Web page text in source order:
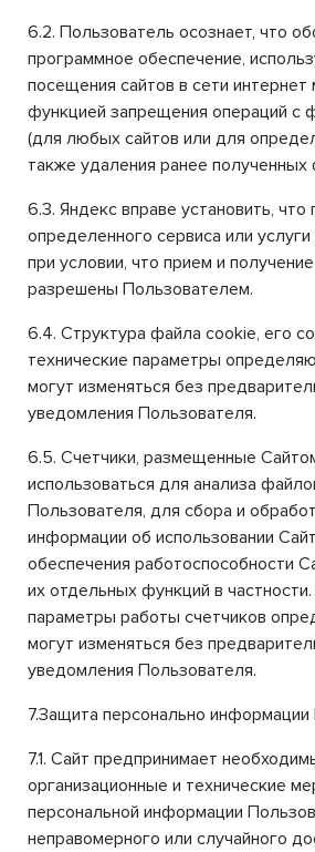
6.2. Пользователь осознает, что
программное обеспечение,
посещения сайтов в сети интернет
функцией запрещения операций с
(для любых сайтов или для
также удаления ранее
6.3. Яндекс вправе установить,
определенного сервиса или
при условии, что прием и
разрешены Пользователем.
6.4. Структура файла cookie, его
технические параметры
могут изменяться без
уведомления Пользователя.
6.5. Счетчики, размещенные
использоваться для анализа
Пользователя, для сбора и
информации об использовании
обеспечения работоспособности
их отдельных функций в
параметры работы счетчиков
могут изменяться без
уведомления Пользователя.
7.Защита персонально
7.1. Сайт предпринимает
организационные и технические
персональной информации
неправомерного или случайного